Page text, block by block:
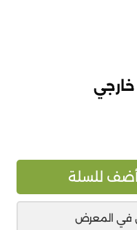
للسلة
في المعرض